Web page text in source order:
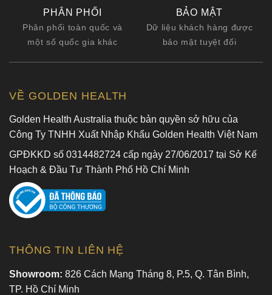
PHÂN PHỐI
Phân phối toàn quốc và
một số quốc gia khác
BẢO MẬT
Dữ liệu khách hàng được
bảo mật tuyệt đối
VỀ GOLDEN HEALTH
Golden Health Australia thuộc bản quyền sở hữu của
Công Ty TNHH Xuất Nhập Khẩu Golden Health Việt Nam
GPĐKKD số 0314482724 cấp ngày 27/06/2017 tại Sở Kế
Hoạch & Đầu Tư Thành Phố Hồ Chí Minh
THÔNG TIN LIÊN HỆ
Showroom: 826 Cách Mạng Tháng 8, P.5, Q. Tân Bình,
TP. Hồ Chí Minh